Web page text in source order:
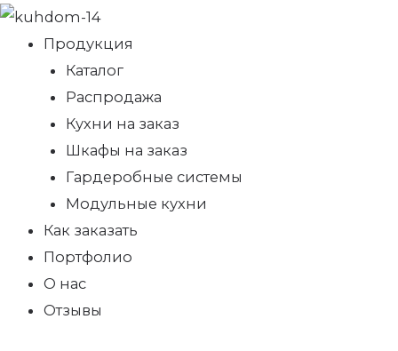
Продукция
Каталог
Распродажа
Кухни на заказ
Шкафы на заказ
Гардеробные системы
Модульные кухни
Как заказать
Портфолио
О нас
Отзывы